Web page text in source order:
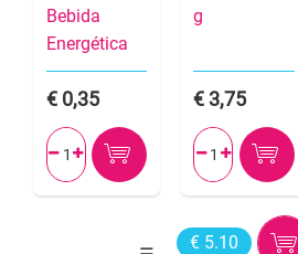
Bebida
Energética
0,35
 
g
3,75
 
€ 5.10